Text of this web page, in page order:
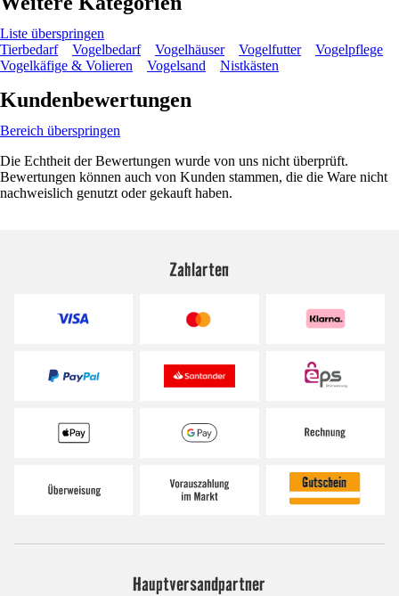
Liste überspringen
Tierbedarf
Vogelbedarf Vogelhäuser Vogelfutter
Vogelpflege
Vogelkäfige & Volieren
Vogelsand Nistkästen
Kundenbewertungen
Bereich überspringen
Die Echtheit der Bewertungen wurde von uns nicht überprüft.
Bewertungen können auch von Kunden stammen, die die Ware nicht
nachweislich genutzt oder gekauft haben.
Zahlarten
Hauptversandpartner